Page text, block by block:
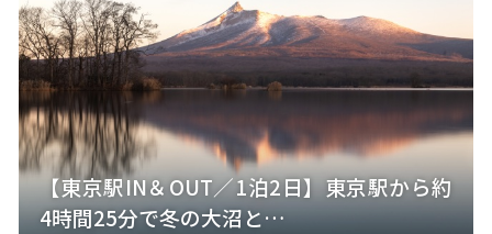
【東京駅IN＆OUT／1泊2日】東京駅から約
4時間25分で冬の大沼と…